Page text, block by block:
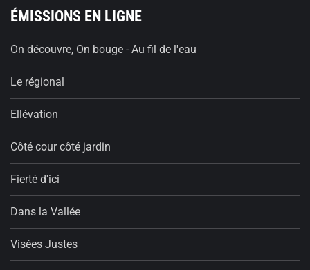
ÉMISSIONS EN LIGNE
On découvre, On bouge - Au fil de l'eau
Le régional
Ellévation
Côté cour côté jardin
Fierté d'ici
Dans la Vallée
Visées Justes